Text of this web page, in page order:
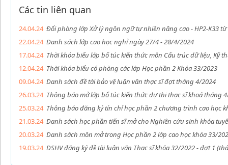
Các tin liên quan
24.04.24 Đổi phòng lớp Xử lý ngôn ngữ tự nhiên nâng cao - HP2-K33
22.04.24 Danh sách lớp cao học nghỉ ngày 27/4 - 28/4/2024
17.04.24 Thời khóa biểu lớp bổ túc kiến thức môn Cấu trúc dữ liệu, Kỹ
12.04.24 Thời khóa biểu có phòng các lớp Học phần 2 Khóa 33/2023
09.04.24 Danh sách đề tài bảo vệ luận văn thạc sĩ đợt tháng 4/2024
26.03.24 Thông báo mở lớp bổ túc kiến thức dự thi thạc sĩ khoá tháng
25.03.24 Thông báo đăng ký tín chỉ học phần 2 chương trình cao học
21.03.24 Danh sách học phần tiến sĩ mở cho Nghiên cứu sinh khóa
20.03.24 Danh sách môn mở trong Học phần 2 lớp cao học khóa 33/
19.03.24 DSHV đăng ký đề tài luận văn Thạc sĩ khóa 32/2022 - đợt 1